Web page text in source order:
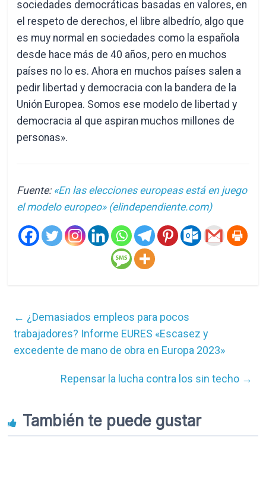
sociedades democráticas basadas en valores, en
el respeto de derechos, el libre albedrío, algo que
es muy normal en sociedades como la española
desde hace más de 40 años, pero en muchos
países no lo es. Ahora en muchos países salen a
pedir libertad y democracia con la bandera de la
Unión Europea. Somos ese modelo de libertad y
democracia al que aspiran muchos millones de
personas».
Fuente: «En las elecciones europeas está en juego
el modelo europeo» (elindependiente.com)
← ¿Demasiados empleos para pocos
trabajadores? Informe EURES «Escasez y
excedente de mano de obra en Europa 2023»
Repensar la lucha contra los sin techo →
También te puede gustar